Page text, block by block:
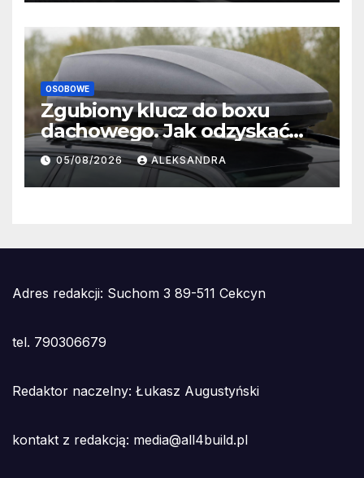
OSOBOWE
Zgubiony klucz do boxu
dachowego. Jak odzyskać
dostęp bez wymiany całego
zamka?
05/08/2026 ALEKSANDRA
Adres redakcji: Suchom 3 89-511 Cekcyn
tel. 790306679
Redaktor naczelny: Łukasz Augustyński
kontakt z redakcją: media@all4build.pl